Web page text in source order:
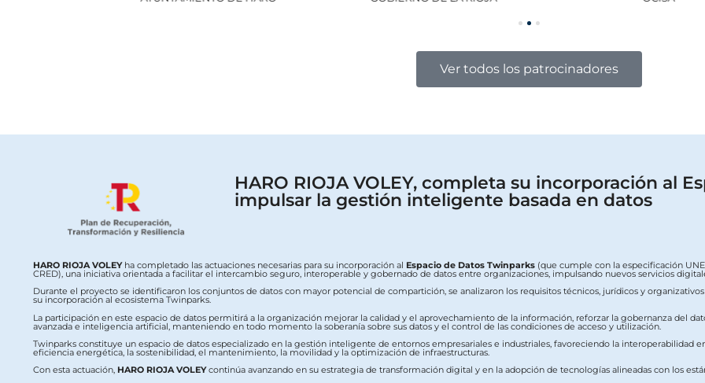
Ver todos los patrocinadores
HARO RIOJA VOLEY, completa su incorporación al
impulsar la gestión inteligente basada en datos
HARO RIOJA VOLEYha completado las actuaciones necesarias para su incorporación al Espacio de Datos Twinparks (que cumple con la especificación
CRED), una iniciativa orientada a facilitar el intercambio seguro, interoperable y gobernado de datos entre organizaciones, impulsando nuevos servicios
Durante el proyecto se identificaron los conjuntos de datos con mayor potencial de compartición, se analizaron los requisitos técnicos, jurídicos y
su incorporación al ecosistema Twinparks.
La participación en este espacio de datos permitirá a la organización mejorar la calidad y el aprovechamiento de la información, reforzar la gobernanza del
avanzada e inteligencia artificial, manteniendo en todo momento la soberanía sobre sus datos y el control de las condiciones de acceso y utilización.
Twinparks constituye un espacio de datos especializado en la gestión inteligente de entornos empresariales e industriales, favoreciendo la interoperabilidad
eficiencia energética, la sostenibilidad, el mantenimiento, la movilidad y la optimización de infraestructuras.
Con esta actuación, HARO RIOJA VOLEYcontinúa avanzando en su estrategia de transformación digital y en la adopción de tecnologías alineadas con los